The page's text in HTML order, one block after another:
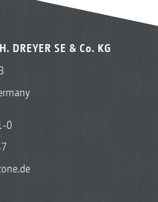
DREYER SE & Co. KG
0